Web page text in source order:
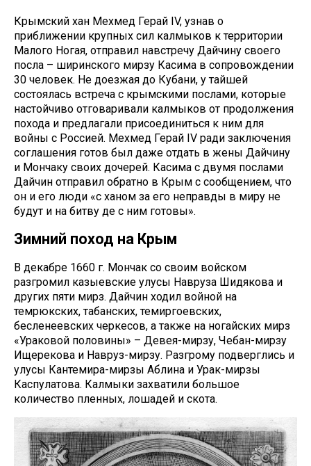
Крымский хан Мехмед Герай IV, узнав о
приближении крупных сил калмыков к территории
Малого Ногая, отправил навстречу Дайчину своего
посла – ширинского мирзу Касима в сопровождении
30 человек. Не доезжая до Кубани, у тайшей
состоялась встреча с крымскими послами, которые
настойчиво отговаривали калмыков от продолжения
похода и предлагали присоединиться к ним для
войны с Россией. Мехмед Герай IV ради заключения
соглашения готов был даже отдать в жены Дайчину
и Мончаку своих дочерей. Касима с двумя послами
Дайчин отправил обратно в Крым с сообщением, что
он и его люди «с ханом за его неправды в миру не
будут и на битву де с ним готовы».
Зимний поход на Крым
В декабре 1660 г. Мончак со своим войском
разгромил казыевские улусы Навруза Шидякова и
других пяти мирз. Дайчин ходил войной на
темрюкских, табанских, темиргоевских,
бесленеевских черкесов, а также на ногайских мирз
«Ураковой половины» – Девея-мирзу, Чебан-мирзу
Ищерекова и Навруз-мирзу. Разгрому подверглись и
улусы Кантемира-мирзы Аблина и Урак-мирзы
Каспулатова. Калмыки захватили большое
количество пленных, лошадей и скота.